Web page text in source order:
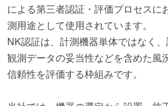
による第三者認証・評価プロセスに
測用途として使用されています。
NK認証は、計測機器単体ではなく
観測データの妥当性などを含めた風
信頼性を評価する枠組みです。